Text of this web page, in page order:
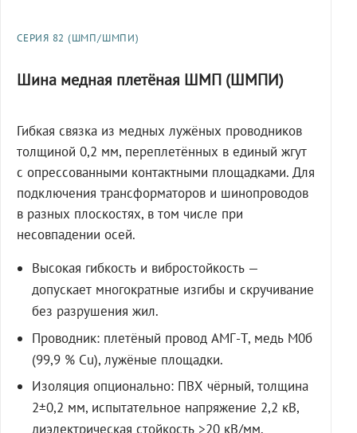
СЕРИЯ 82 (ШМП/ШМПИ)
Шина медная плетёная ШМП (ШМПИ)
Гибкая связка из медных лужёных проводников
толщиной 0,2 мм, переплетённых в единый жгут
с опрессованными контактными площадками. Для
подключения трансформаторов и шинопроводов
в разных плоскостях, в том числе при
несовпадении осей.
Высокая гибкость и вибростойкость —
допускает многократные изгибы и скручивание
без разрушения жил.
Проводник: плетёный провод АМГ-Т, медь М0б
(99,9 % Cu), лужёные площадки.
Изоляция опционально: ПВХ чёрный, толщина
2±0,2 мм, испытательное напряжение 2,2 кВ,
диэлектрическая стойкость >20 кВ/мм.